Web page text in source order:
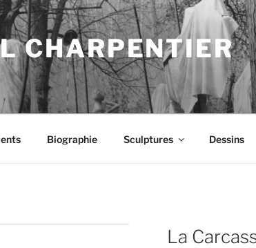
CHARPENTIER
Biographie Sculptures Dessins
La